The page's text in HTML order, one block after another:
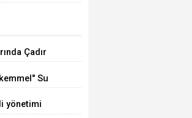
Çadır
Su
yönetimi